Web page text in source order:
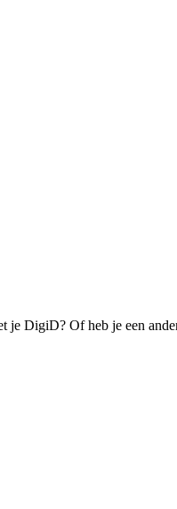
DigiD? Of heb je een